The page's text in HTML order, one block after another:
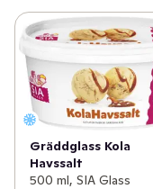
Gräddglass Kola
Havssalt
500 ml, SIA Glass